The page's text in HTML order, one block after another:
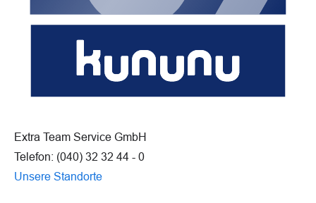
Extra Team Service GmbH
Telefon: (040) 32 32 44 - 0
Unsere Standorte